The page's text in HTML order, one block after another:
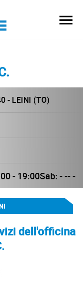
- LEINI (TO)
- 19:00Sab: - -- -
dell'officina